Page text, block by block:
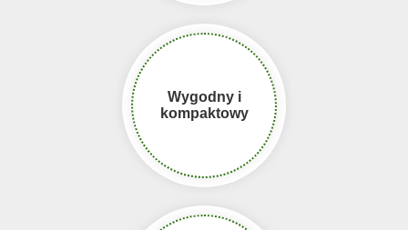
Wygodny i
kompaktowy